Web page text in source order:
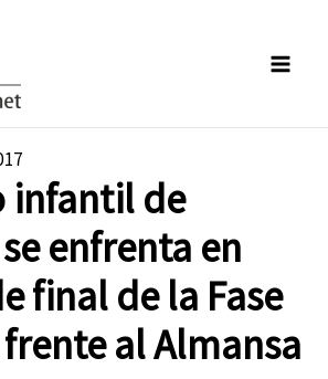
infantil de
enfrenta en
final de la Fase
al Almansa